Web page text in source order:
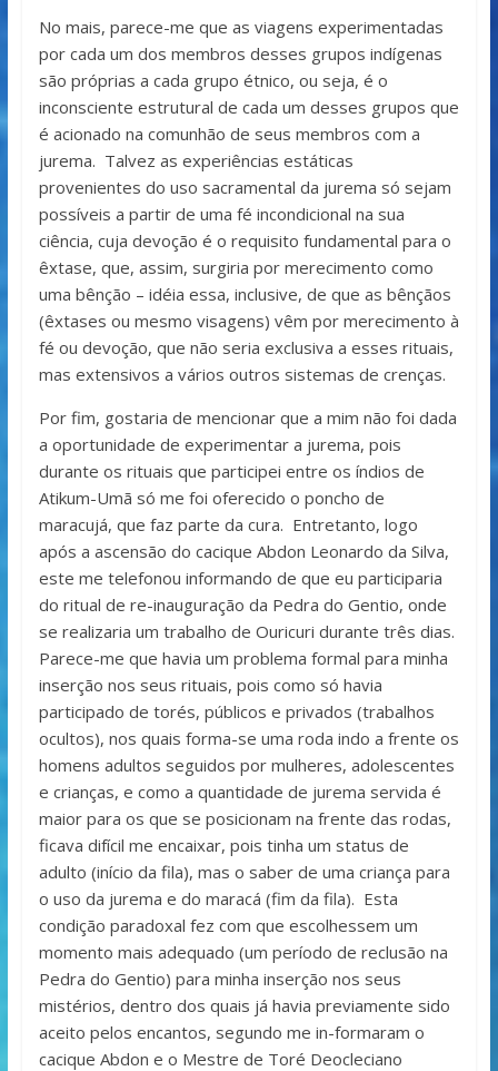
No mais, parece-me que as viagens experimentadas
por cada um dos membros desses grupos indígenas
são próprias a cada grupo étnico, ou seja, é o
inconsciente estrutural de cada um desses grupos que
é acionado na comunhão de seus membros com a
jurema. Talvez as experiências estáticas
provenientes do uso sacramental da jurema só sejam
possíveis a partir de uma fé incondicional na sua
ciência, cuja devoção é o requisito fundamental para o
êxtase, que, assim, surgiria por merecimento como
uma bênção – idéia essa, inclusive, de que as bênçãos
(êxtases ou mesmo visagens) vêm por merecimento à
fé ou devoção, que não seria exclusiva a esses rituais,
mas extensivos a vários outros sistemas de crenças.
Por fim, gostaria de mencionar que a mim não foi dada
a oportunidade de experimentar a jurema, pois
durante os rituais que participei entre os índios de
Atikum-Umã só me foi oferecido o poncho de
maracujá, que faz parte da cura. Entretanto, logo
após a ascensão do cacique Abdon Leonardo da Silva,
este me telefonou informando de que eu participaria
do ritual de re-inauguração da Pedra do Gentio, onde
se realizaria um trabalho de Ouricuri durante três dias.
Parece-me que havia um problema formal para minha
inserção nos seus rituais, pois como só havia
participado de torés, públicos e privados (trabalhos
ocultos), nos quais forma-se uma roda indo a frente os
homens adultos seguidos por mulheres, adolescentes
e crianças, e como a quantidade de jurema servida é
maior para os que se posicionam na frente das rodas,
ficava difícil me encaixar, pois tinha um status de
adulto (início da fila), mas o saber de uma criança para
o uso da jurema e do maracá (fim da fila). Esta
condição paradoxal fez com que escolhessem um
momento mais adequado (um período de reclusão na
Pedra do Gentio) para minha inserção nos seus
mistérios, dentro dos quais já havia previamente sido
aceito pelos encantos, segundo me in-formaram o
cacique Abdon e o Mestre de Toré Deocleciano